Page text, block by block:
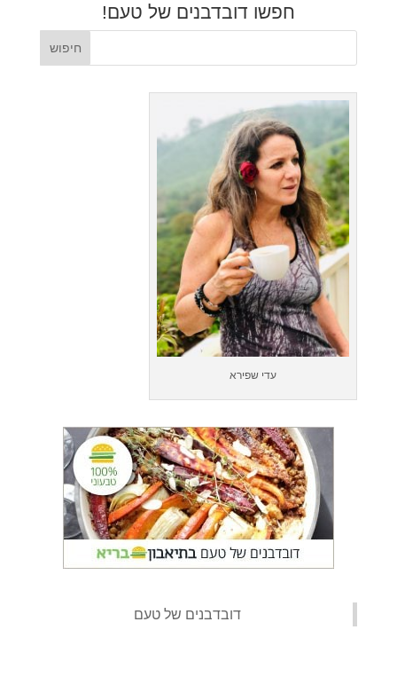
חפשו דובדבנים של טעם!
עדי שפירא
‏דובדבנים של טעם‏